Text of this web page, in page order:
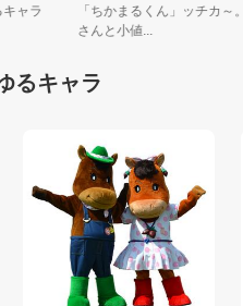
るキャラ
「ちかまるくん」ッチカ
さんと小値...
るキャラ